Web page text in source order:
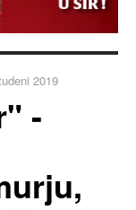
2019
-